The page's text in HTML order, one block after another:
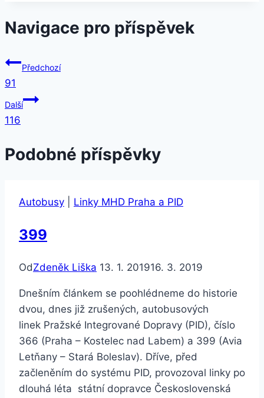
Navigace pro příspěvek
Předchozí
91
Další
116
Podobné příspěvky
Autobusy Linky MHD Praha a PID
399
OdZdeněk Liška 13. 1. 201916. 3. 2019
Dnešním článkem se poohlédneme do historie
dvou, dnes již zrušených, autobusových
linek Pražské Integrované Dopravy (PID), číslo
366 (Praha – Kostelec nad Labem) a 399 (Avia
Letňany – Stará Boleslav). Dříve, před
začleněním do systému PID, provozoval linky po
dlouhá léta státní dopravce Československá